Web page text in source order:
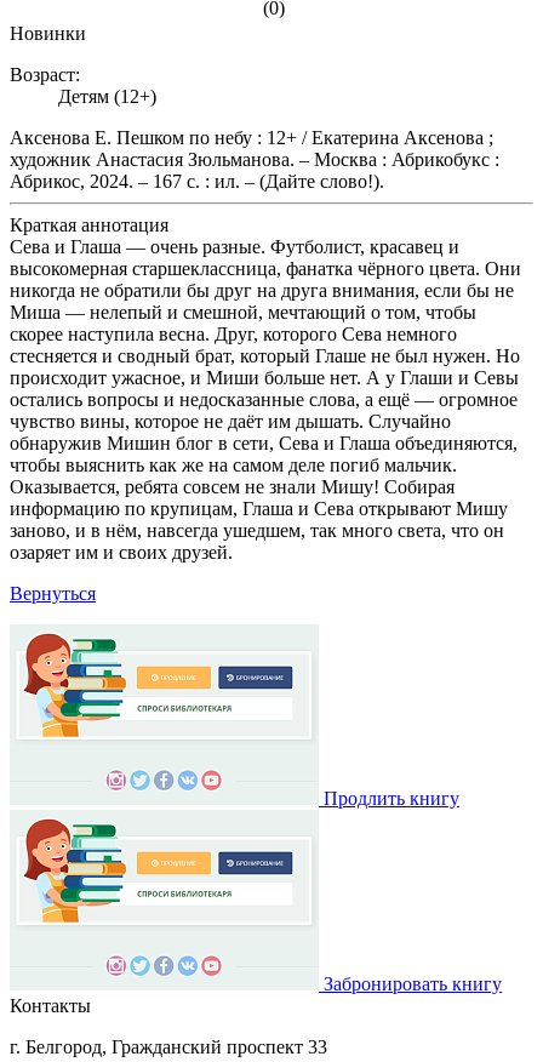
(0)
Новинки
Возраст:
Детям (12+)
Аксенова Е. Пешком по небу : 12+ / Екатерина Аксенова ;
художник Анастасия Зюльманова. – Москва : Абрикобукс :
Абрикос, 2024. – 167 с. : ил. – (Дайте слово!).
Краткая аннотация
Сева и Глаша — очень разные. Футболист, красавец и
высокомерная старшеклассница, фанатка чёрного цвета. Они
никогда не обратили бы друг на друга внимания, если бы не
Миша — нелепый и смешной, мечтающий о том, чтобы
скорее наступила весна. Друг, которого Сева немного
стесняется и сводный брат, который Глаше не был нужен. Но
происходит ужасное, и Миши больше нет. А у Глаши и Севы
остались вопросы и недосказанные слова, а ещё — огромное
чувство вины, которое не даёт им дышать. Случайно
обнаружив Мишин блог в сети, Сева и Глаша объединяются,
чтобы выяснить как же на самом деле погиб мальчик.
Оказывается, ребята совсем не знали Мишу! Собирая
информацию по крупицам, Глаша и Сева открывают Мишу
заново, и в нём, навсегда ушедшем, так много света, что он
озаряет им и своих друзей.
Вернуться
Продлить книгу
Забронировать книгу
Контакты
г. Белгород, Гражданский проспект 33